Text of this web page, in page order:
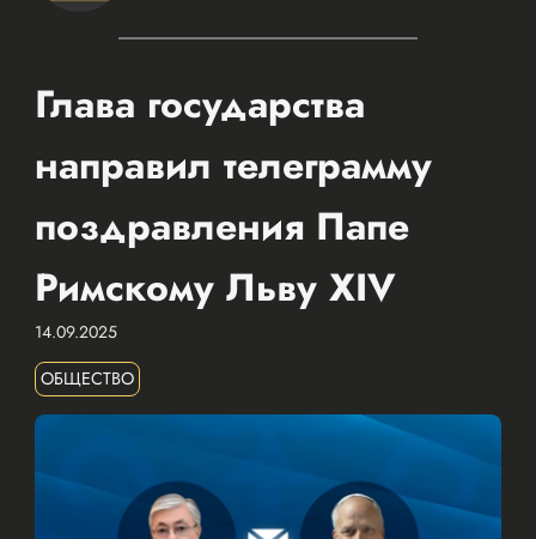
Глава государства
направил телеграмму
поздравления Папе
Римскому Льву XIV
14.09.2025
ОБЩЕСТВО